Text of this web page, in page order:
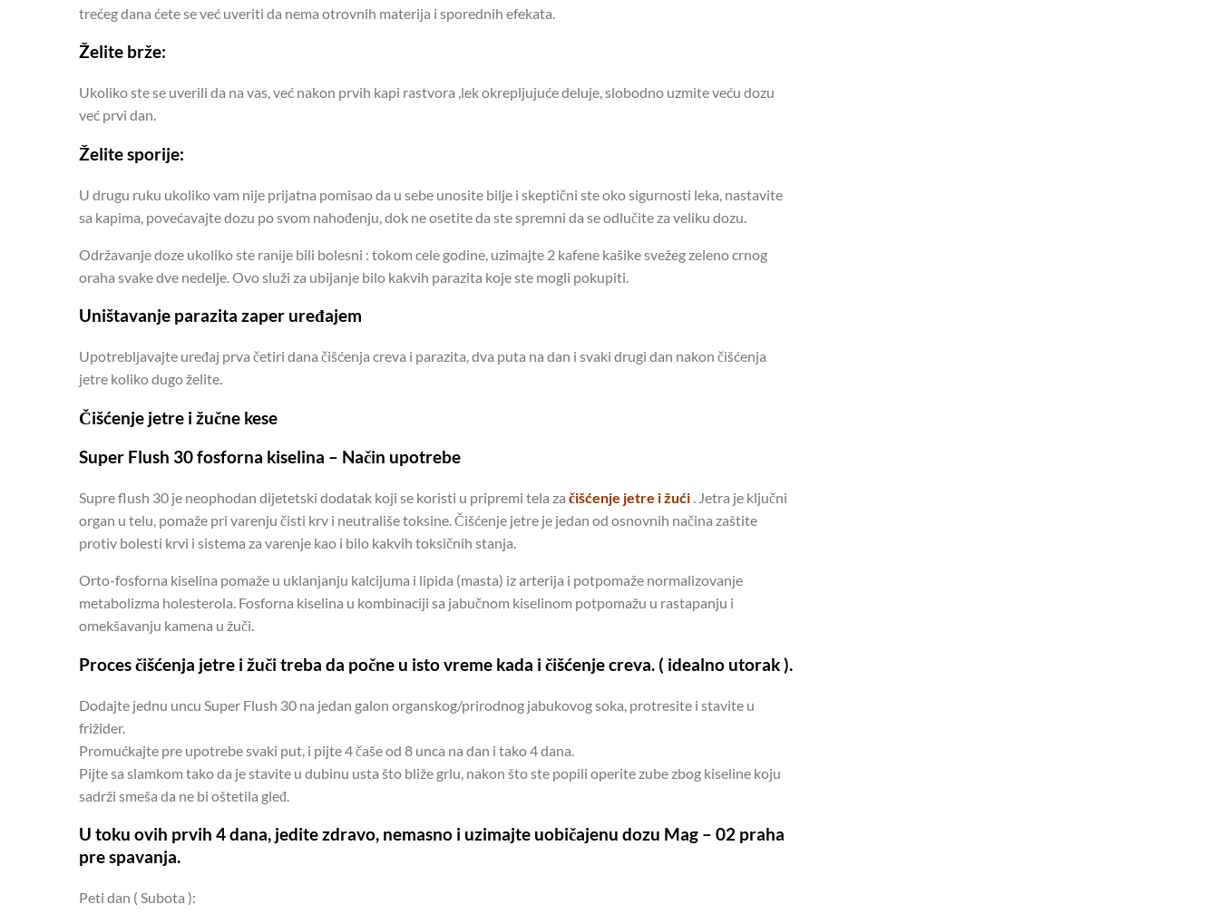
trećeg dana ćete se već uveriti da nema otrovnih materija i sporednih efekata.
Želite brže:
Ukoliko ste se uverili da na vas, već nakon prvih kapi rastvora ,lek okrepljujuće deluje, slobodno uzmite veću dozu
već prvi dan.
Želite sporije:
U drugu ruku ukoliko vam nije prijatna pomisao da u sebe unosite bilje i skeptični ste oko sigurnosti leka, nastavite
sa kapima, povećavajte dozu po svom nahođenju, dok ne osetite da ste spremni da se odlučite za veliku dozu.
Održavanje doze ukoliko ste ranije bili bolesni : tokom cele godine, uzimajte 2 kafene kašike svežeg zeleno crnog
oraha svake dve nedelje. Ovo služi za ubijanje bilo kakvih parazita koje ste mogli pokupiti.
Uništavanje parazita zaper uređajem
Upotrebljavajte uređaj prva četiri dana čišćenja creva i parazita, dva puta na dan i svaki drugi dan nakon čišćenja
jetre koliko dugo želite.
Čišćenje jetre i žučne kese
Super Flush 30 fosforna kiselina – Način upotrebe
Supre flush 30 je neophodan dijetetski dodatak koji se koristi u pripremi tela za čišćenje jetre i žući . Jetra je ključni
organ u telu, pomaže pri varenju čisti krv i neutrališe toksine. Čišćenje jetre je jedan od osnovnih načina zaštite
protiv bolesti krvi i sistema za varenje kao i bilo kakvih toksičnih stanja.
Orto-fosforna kiselina pomaže u uklanjanju kalcijuma i lipida (masta) iz arterija i potpomaže normalizovanje
metabolizma holesterola. Fosforna kiselina u kombinaciji sa jabučnom kiselinom potpomažu u rastapanju i
omekšavanju kamena u žuči.
Proces čišćenja jetre i žuči treba da počne u isto vreme kada i čišćenje creva. ( idealno utorak ).
Dodajte jednu uncu Super Flush 30 na jedan galon organskog/prirodnog jabukovog soka, protresite i stavite u
frižider.
Promućkajte pre upotrebe svaki put, i pijte 4 čaše od 8 unca na dan i tako 4 dana.
Pijte sa slamkom tako da je stavite u dubinu usta što bliže grlu, nakon što ste popili operite zube zbog kiseline koju
sadrži smeša da ne bi oštetila gleđ.
U toku ovih prvih 4 dana, jedite zdravo, nemasno i uzimajte uobičajenu dozu Mag – 02 praha
pre spavanja.
Peti dan ( Subota ):